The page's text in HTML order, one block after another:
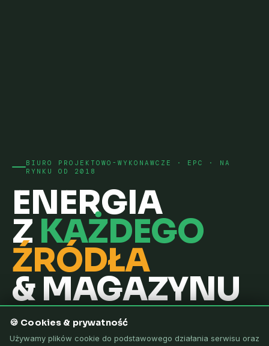
BIURO PROJEKTOWO-WYKONAWCZE · EPC · NA
RYNKU OD 2018
ENERGIA
Z KAŻDEGO
ŹRÓDŁA
& MAGAZYNU
Kompleksowe projekty i budowa magazynów energii BESS
oraz farm fotowoltaicznych — od dokumentacji
🍪 Cookies & prywatność
Używamy plików cookie do podstawowego działania serwisu oraz